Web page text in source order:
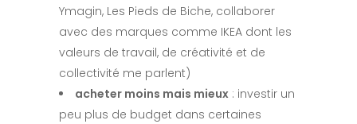
Ymagin, Les Pieds de Biche, collaborer
avec des marques comme IKEA dont les
valeurs de travail, de créativité et de
collectivité me parlent)
acheter moins mais mieux : investir un
peu plus de budget dans certaines